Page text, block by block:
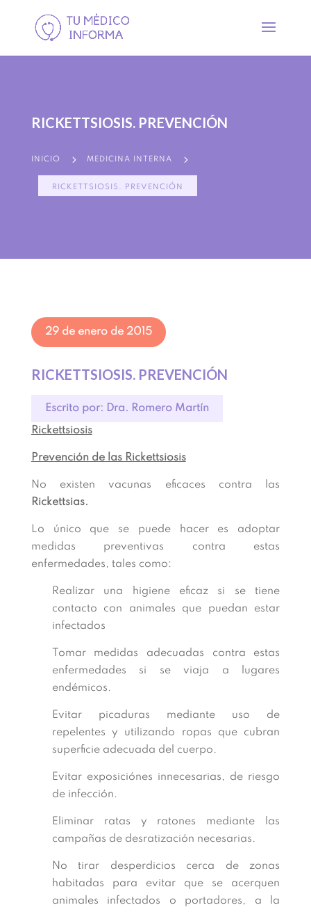
RICKETTSIOSIS. PREVENCIÓN
INICIO 5 MEDICINA INTERNA 5
RICKETTSIOSIS. PREVENCIÓN
29 de enero de 2015
RICKETTSIOSIS. PREVENCIÓN
Escrito por: Dra. Romero Martín
Rickettsiosis
Prevención de las Rickettsiosis
No existen vacunas eficaces contra las
Rickettsias.
Lo único que se puede hacer es adoptar
medidas preventivas contra estas
enfermedades, tales como:
Realizar una higiene eficaz si se tiene
contacto con animales que puedan estar
infectados
Tomar medidas adecuadas contra estas
enfermedades si se viaja a lugares
endémicos.
Evitar picaduras mediante uso de
repelentes y utilizando ropas que cubran
superficie adecuada del cuerpo.
Evitar exposiciónes innecesarias, de riesgo
de infección.
Eliminar ratas y ratones mediante las
campañas de desratización necesarias.
No tirar desperdicios cerca de zonas
habitadas para evitar que se acerquen
animales infectados o portadores, a la